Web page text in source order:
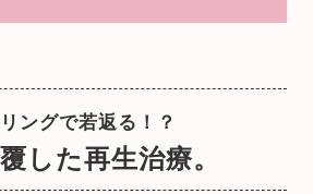
ングで若返る！？
した再生治療。